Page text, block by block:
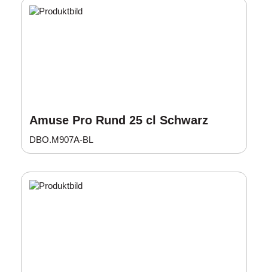
Amuse Pro Rund 25 cl Schwarz
DBO.M907A-BL